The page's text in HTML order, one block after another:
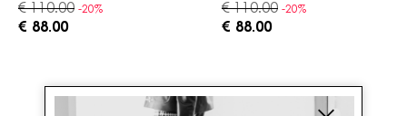
€ 110.00 -20%
€ 88.00
€ 110.00 -20%
€ 88.00